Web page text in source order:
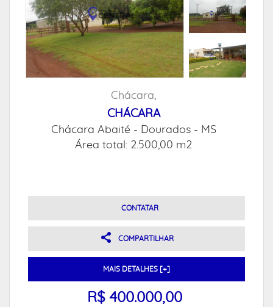
Chácara,
CHÁCARA
Chácara Abaité - Dourados - MS
Área total: 2.500,00 m2
CONTATAR
COMPARTILHAR
MAIS DETALHES [+]
R$ 400.000,00